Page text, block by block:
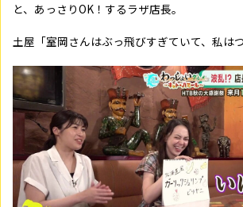
と、あっさりOK！するラザ店長。
土屋「室岡さんはぶっ飛びすぎていて、私は